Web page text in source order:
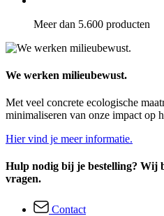
Meer dan 5.600 producten
We werken milieubewust.
Met veel concrete ecologische
minimaliseren van onze impact op
Hier vind je meer informatie.
Hulp nodig bij je bestelling? Wij
vragen.
Contact